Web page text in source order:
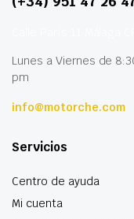
Lunes a Viernes de
pm
info@motorche.com
Servicios
Centro de ayuda
Mi cuenta